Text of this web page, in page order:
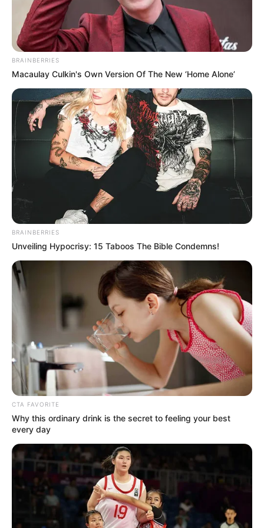
STYLE
10 Cara Simpel Memakai Kaos
BRAINBERRIES
Macaulay Culkin's Own Version Of The New ‘Home Alone’
BRAINBERRIES
Unveiling Hypocrisy: 15 Taboos The Bible Condemns!
CTA FAVORITE
Why this ordinary drink is the secret to feeling your best
every day